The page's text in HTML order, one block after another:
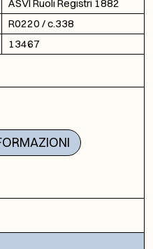
ASVI Ruoli Registri 1882
R0220 / c.338
13467